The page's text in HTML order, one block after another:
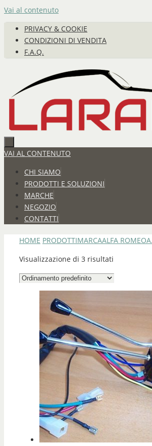
Vai al contenuto
PRIVACY & COOKIE
CONDIZIONI DI VENDITA
F.A.Q.
VAI AL CONTENUTO
CHI SIAMO
PRODOTTI E SOLUZIONI
MARCHE
NEGOZIO
CONTATTI
HOME PRODOTTIMARCAALFA ROMEO
Visualizzazione di 3 risultati